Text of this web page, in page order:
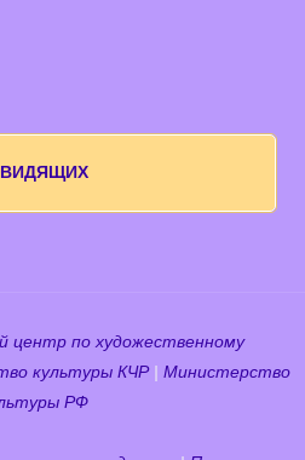
центр по художественному
культуры КЧР| Министерство
РФ